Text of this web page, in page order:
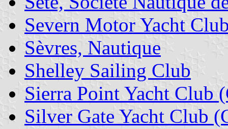
Severn Motor Yacht
Sèvres, Nautique
Shelley Sailing Club
Sierra Point Yacht Club
Silver Gate Yacht Club